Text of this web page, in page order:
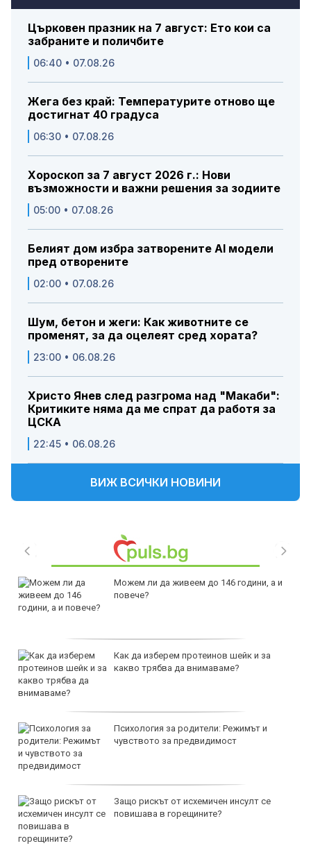
Църковен празник на 7 август: Ето кои са
забраните и поличбите
06:40 • 07.08.26
Жега без край: Температурите отново ще
достигнат 40 градуса
06:30 • 07.08.26
Хороскоп за 7 август 2026 г.: Нови
възможности и важни решения за зодиите
05:00 • 07.08.26
Белият дом избра затворените AI модели
пред отворените
02:00 • 07.08.26
Шум, бетон и жеги: Как животните се
променят, за да оцелеят сред хората?
23:00 • 06.08.26
Христо Янев след разгрома над "Макаби":
Критиките няма да ме спрат да работя за
ЦСКА
22:45 • 06.08.26
ВИЖ ВСИЧКИ НОВИНИ
Можем ли да живеем до 146 години, а и
повече?
Как да изберем протеинов шейк и за
какво трябва да внимаваме?
Психология за родители: Режимът и
чувството за предвидимост
Защо рискът от исхемичен инсулт се
повишава в горещините?